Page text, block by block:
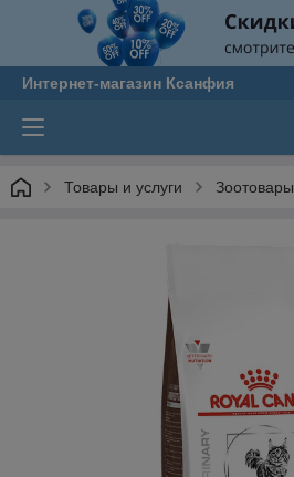
Интернет-магазин Ксанфия
Товары и услуги Зоотовары